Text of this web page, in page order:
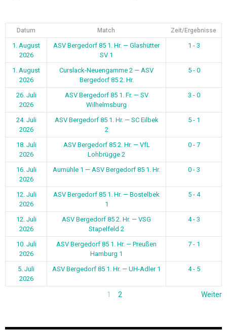
Datum Match Zeit/Ergebnisse
1. August
2026
ASV Bergedorf 85 1. Hr. — Glashütter
SV 1
1 - 3
1. August
2026
Curslack-Neuengamme 2 — ASV
Bergedorf 85 2. Hr.
5 - 0
26. Juli
2026
ASV Bergedorf 85 1. Fr. — SV
Wilhelmsburg
3 - 0
24. Juli
2026
ASV Bergedorf 85 1. Hr. — SC Eilbek
2
5 - 1
18. Juli
2026
ASV Bergedorf 85 2. Hr. — VfL
Lohbrügge 2
0 - 7
16. Juli
2026
Aumühle 1 — ASV Bergedorf 85 1. Hr. 0 - 3
12. Juli
2026
ASV Bergedorf 85 1. Hr. — Bostelbek
1
5 - 4
12. Juli
2026
ASV Bergedorf 85 2. Hr. — VSG
Stapelfeld 2
4 - 3
10. Juli
2026
ASV Bergedorf 85 1. Hr. — Preußen
Hamburg 1
7 - 1
5. Juli
2026
ASV Bergedorf 85 1. Hr. — UH-Adler 1 4 - 5
1 2 Weiter